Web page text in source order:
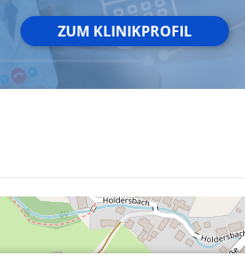
ZUM KLINIKPROFIL